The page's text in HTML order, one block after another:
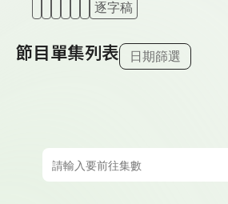
逐字稿
節目單集列表 日期篩選